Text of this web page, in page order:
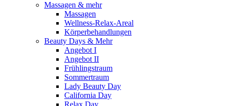
Massagen & mehr
Massagen
Wellness-Relax-Areal
Körperbehandlungen
Beauty Days & Mehr
Angebot I
Angebot II
Frühlingstraum
Sommertraum
Lady Beauty Day
California Day
Relax Day